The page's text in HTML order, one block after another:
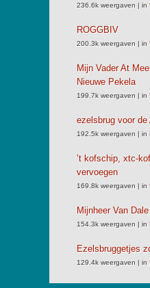
236.6k weergaven | in
ROGGBIV
200.3k weergaven | in
Mijn Vader At
Nieuwe Pekela
199.7k weergaven | in
ezelsbrug voor de
192.5k weergaven | in
’t kofschip, xtc-
vervoegen
169.8k weergaven | in
Mijnheer Van
154.3k weergaven | in
Ezelsbruggetjes
129.4k weergaven | in